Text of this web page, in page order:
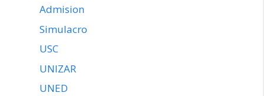
Admision
Simulacro
USC
UNIZAR
UNED